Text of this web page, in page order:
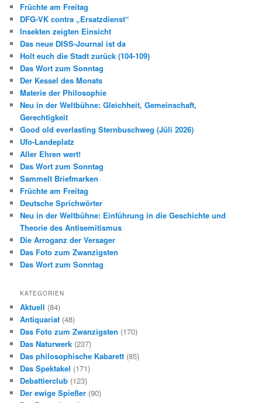
Früchte am Freitag
DFG-VK contra „Ersatzdienst“
Insekten zeigten Einsicht
Das neue DISS-Journal ist da
Holt euch die Stadt zurück (104-109)
Das Wort zum Sonntag
Der Kessel des Monats
Materie der Philosophie
Neu in der Weltbühne: Gleichheit, Gemeinschaft,
Gerechtigkeit
Good old everlasting Sternbuschweg (Jüli 2026)
Ufo-Landeplatz
Aller Ehren wert!
Das Wort zum Sonntag
Sammelt Briefmarken
Früchte am Freitag
Deutsche Sprichwörter
Neu in der Weltbühne: Einführung in die Geschichte und
Theorie des Antisemitismus
Die Arroganz der Versager
Das Foto zum Zwanzigsten
Das Wort zum Sonntag
KATEGORIEN
Aktuell (84)
Antiquariat (48)
Das Foto zum Zwanzigsten (170)
Das Naturwerk (237)
Das philosophische Kabarett (85)
Das Spektakel (171)
Debattierclub (123)
Der ewige Spießer (90)